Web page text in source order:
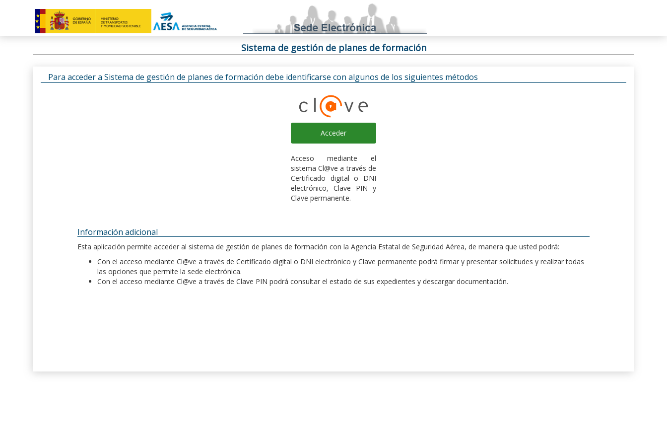
Sistema de gestión de planes de formación
Para acceder a Sistema de gestión de planes de formación debe identificarse con algunos de los siguientes métodos
Acceder
Acceso mediante el
sistema Cl@ve a través de
Certificado digital o DNI
electrónico, Clave PIN y
Clave permanente.
Información adicional
Esta aplicación permite acceder al sistema de gestión de planes de formación con la Agencia Estatal de Seguridad Aérea, de manera que usted podrá:
Con el acceso mediante Cl@ve a través de Certificado digital o DNI electrónico y Clave permanente podrá firmar y presentar solicitudes y realizar todas
las opciones que permite la sede electrónica.
Con el acceso mediante Cl@ve a través de Clave PIN podrá consultar el estado de sus expedientes y descargar documentación.